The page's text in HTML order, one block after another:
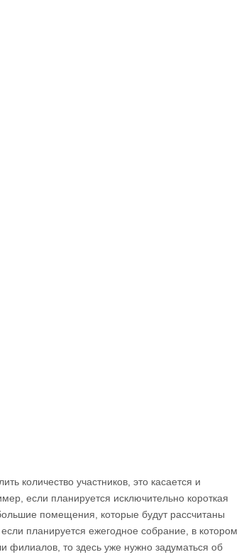
количество участников, это касается и
если планируется исключительно короткая
помещения, которые будут рассчитаны
планируется ежегодное собрание, в котором
филиалов, то здесь уже нужно задуматься об